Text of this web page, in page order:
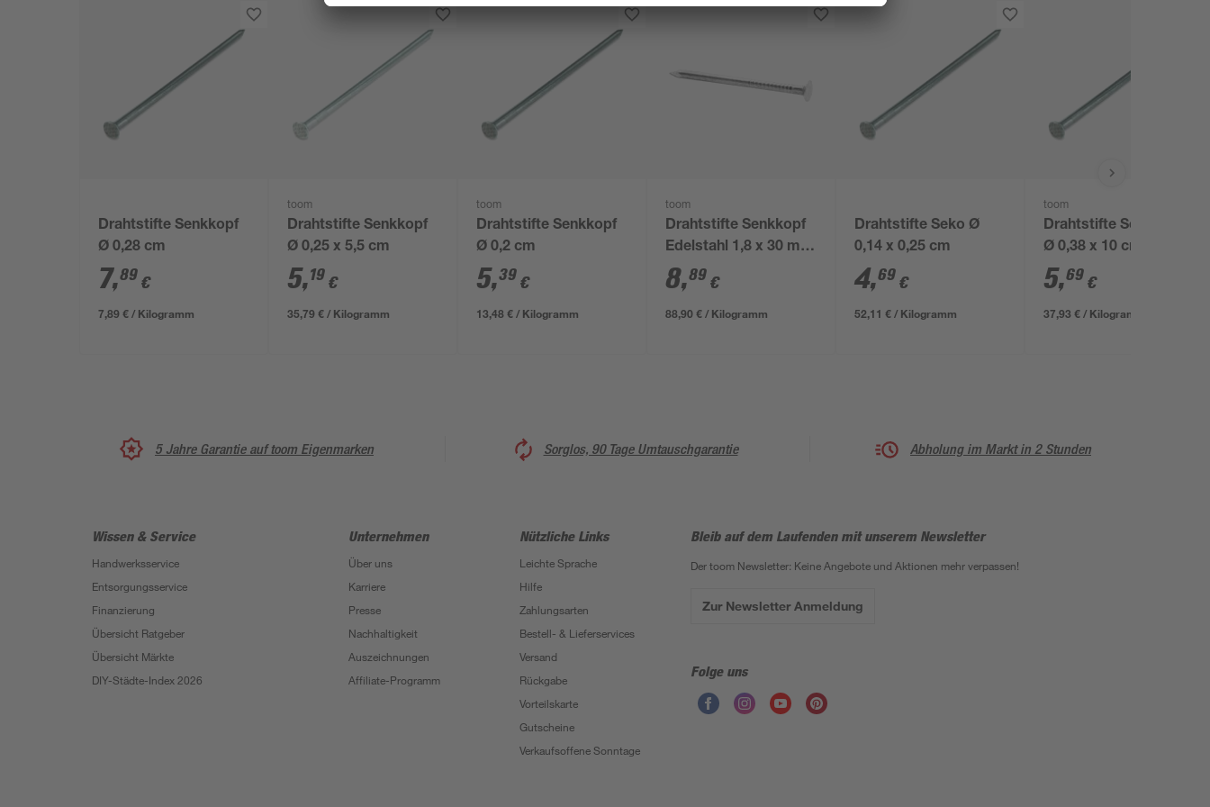
Drahtstifte Senkkopf
Ø 0,28 cm
7,89 €
7,89 € / Kilogramm
toom
Drahtstifte Senkkopf
Ø 0,25 x 5,5 cm
5,19 €
35,79 € / Kilogramm
toom
Drahtstifte Senkkopf
Ø 0,2 cm
5,39 €
13,48 € / Kilogramm
toom
Drahtstifte Senkkopf
Edelstahl 1,8 x 30 mm
100 g
8,89 €
88,90 € / Kilogramm
Drahtstifte Seko Ø
0,14 x 0,25 cm
4,69 €
52,11 € / Kilogramm
toom
Drahtstifte Senkkopf
Ø 0,38 x 10 cm
5,69 €
37,93 € / Kilogramm
5 Jahre Garantie auf toom Eigenmarken Sorglos, 90 Tage Umtauschgarantie Abholung im Markt in 2 Stunden
Wissen & Service
Handwerksservice
Entsorgungsservice
Finanzierung
Übersicht Ratgeber
Übersicht Märkte
DIY-Städte-Index 2026
Unternehmen
Über uns
Karriere
Presse
Nachhaltigkeit
Auszeichnungen
Affiliate-Programm
Nützliche Links
Leichte Sprache
Hilfe
Zahlungsarten
Bestell- & Lieferservices
Versand
Rückgabe
Vorteilskarte
Gutscheine
Verkaufsoffene Sonntage
Bleib auf dem Laufenden mit unserem Newsletter
Der toom Newsletter: Keine Angebote und Aktionen mehr verpassen!
Zur Newsletter Anmeldung
Folge uns